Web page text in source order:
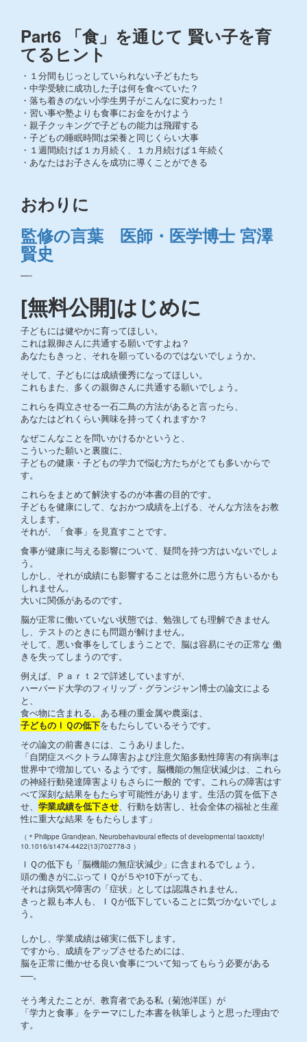
Part6 「食」を通じて 賢い子を育
てるヒント
・１分間もじっとしていられない子どもたち
・中学受験に成功した子は何を食べていた？
・落ち着きのない小学生男子がこんなに変わった！
・習い事や塾よりも食事にお金をかけよう
・親子クッキングで子どもの能力は飛躍する
・子どもの睡眠時間は栄養と同じくらい大事
・１週間続けば１カ月続く、１カ月続けば１年続く
・あなたはお子さんを成功に導くことができる
おわりに
監修の言葉 医師・医学博士 宮澤
賢史
—-
[無料公開]はじめに
子どもには健やかに育ってほしい。
これは親御さんに共通する願いですよね？
あなたもきっと、それを願っているのではないでしょうか。
そして、子どもには成績優秀になってほしい。
これもまた、多くの親御さんに共通する願いでしょう。
これらを両立させる一石二鳥の方法があると言ったら、
あなたはどれくらい興味を持ってくれますか？
なぜこんなことを問いかけるかというと、
こういった願いと裏腹に、
子どもの健康・子どもの学力で悩む方たちがとても多いからで
す。
これらをまとめて解決するのが本書の目的です。
子どもを健康にして、なおかつ成績を上げる、そんな方法をお教
えします。
それが、「食事」を見直すことです。
食事が健康に与える影響について、疑問を持つ方はいないでしょ
う。
しかし、それが成績にも影響することは意外に思う方もいるかも
しれません。
大いに関係があるのです。
脳が正常に働いていない状態では、勉強しても理解できません
し、テストのときにも問題が解けません。
そして、悪い食事をしてしまうことで、脳は容易にその正常な 働
きを失ってしまうのです。
例えば、Ｐａｒｔ２で詳述していますが、
ハーバード大学のフィリップ・グランジャン博士の論文による
と、
食べ物に含まれる、ある種の重金属や農薬は、
子どものＩＱの低下をもたらしているそうです。
その論文の前書きには、こうありました。
「自閉症スペクトラム障害および注意欠陥多動性障害の有病率は
世界中で増加してい るようです。脳機能の無症状減少は、これら
の神経行動発達障害よりもさらに一般的 です。これらの障害はす
べて深刻な結果をもたらす可能性があります。生活の質を低下さ
せ、 学業成績を低下させ、行動を妨害し、社会全体の福祉と生産
性に重大な結果 をもたらします」
（＊Philippe Grandjean, Neurobehavioural effects of developmental taoxicity!
10.1016/s1474-4422(13)702778-3 ）
ＩＱの低下も「脳機能の無症状減少」に含まれるでしょう。
頭の働きがにぶってＩＱが５や10下がっても、
それは病気や障害の「症状」としては認識されません。
きっと親も本人も、ＩＱが低下していることに気づかないでしょ
う。
しかし、学業成績は確実に低下します。
ですから、成績をアップさせるためには、
脳を正常に働かせる良い食事について知ってもらう必要がある
──。
そう考えたことが、教育者である私（菊池洋匡）が
「学力と食事」をテーマにした本書を執筆しようと思った理由で
す。